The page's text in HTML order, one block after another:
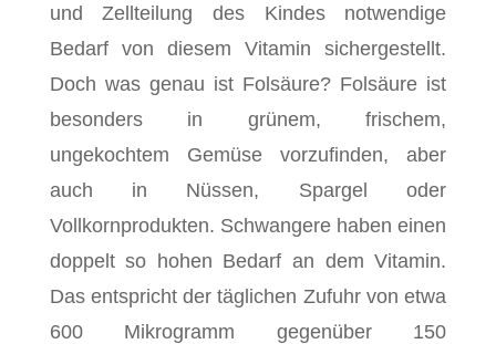
und Zellteilung des Kindes notwendige
Bedarf von diesem Vitamin sichergestellt.
Doch was genau ist Folsäure? Folsäure ist
besonders in grünem, frischem,
ungekochtem Gemüse vorzufinden, aber
auch in Nüssen, Spargel oder
Vollkornprodukten. Schwangere haben einen
doppelt so hohen Bedarf an dem Vitamin.
Das entspricht der täglichen Zufuhr von etwa
600 Mikrogramm gegenüber 150